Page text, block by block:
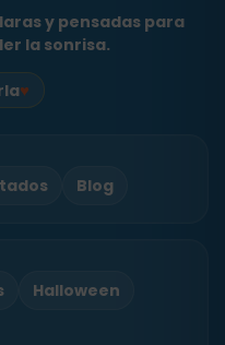
y pensadas para
la sonrisa.
♥
Blog
Halloween